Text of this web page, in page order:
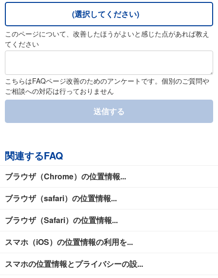
(選択してください)
このページについて、改善したほうがよいと感じた点があれば教え
てください
こちらはFAQページ改善のためのアンケートです。個別のご質問や
ご相談への対応は行っておりません
送信する
関連するFAQ
ブラウザ（Chrome）の位置情報...
ブラウザ（safari）の位置情報...
ブラウザ（Safari）の位置情報...
スマホ（iOS）の位置情報の利用を...
スマホの位置情報とプライバシーの設...